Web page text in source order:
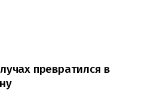
превратился в